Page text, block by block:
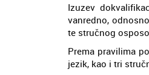
Izuzev
vanredno,
te stručnog
Prema pravilima
jezik, kao i tri